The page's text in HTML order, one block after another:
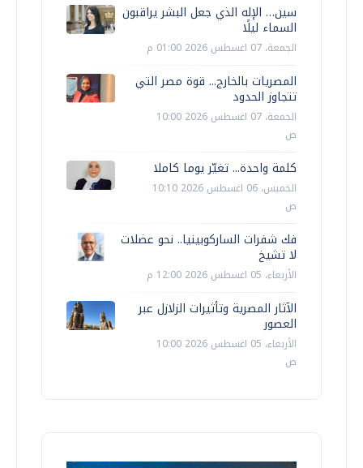
سين… الإله الذي جعل البشر يراقبون
السماء ليلًا
الجمعة، 07 اغسطس 2026 01:00 م
المصريات بالخارج... قوة مصر التي
تتجاوز الحدود
الجمعة، 07 اغسطس 2026 10:00
ص
كلمة واحدة... تغيّر يوما كاملا
الخميس، 06 اغسطس 2026 10:10
ص
فك شفرات الساركوبينيا.. نحو عضلات
لا تشيخ
الأربعاء، 05 اغسطس 2026 12:00 م
الآثار المصرية وتأثيرات الزلازل عبر
العصور
الأربعاء، 05 اغسطس 2026 10:00
ص